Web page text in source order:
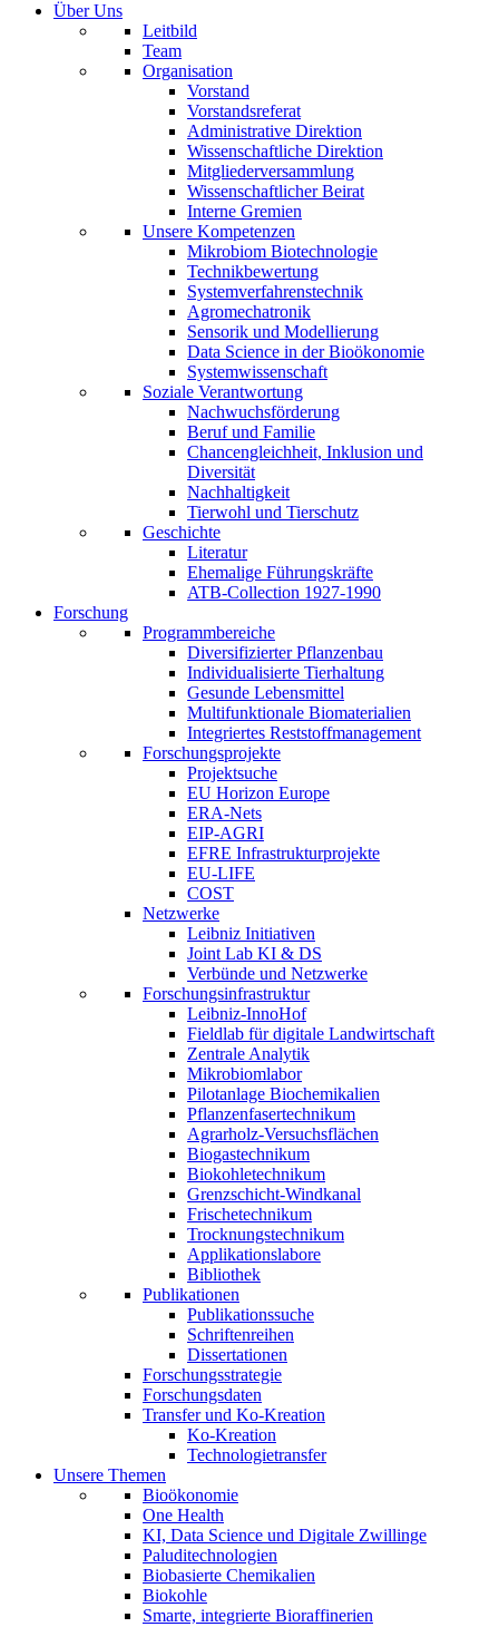
Über Uns
Leitbild
Team
Organisation
Vorstand
Vorstandsreferat
Administrative Direktion
Wissenschaftliche Direktion
Mitgliederversammlung
Wissenschaftlicher Beirat
Interne Gremien
Unsere Kompetenzen
Mikrobiom Biotechnologie
Technikbewertung
Systemverfahrenstechnik
Agromechatronik
Sensorik und Modellierung
Data Science in der Bioökonomie
Systemwissenschaft
Soziale Verantwortung
Nachwuchsförderung
Beruf und Familie
Chancengleichheit, Inklusion und
Diversität
Nachhaltigkeit
Tierwohl und Tierschutz
Geschichte
Literatur
Ehemalige Führungskräfte
ATB-Collection 1927-1990
Forschung
Programmbereiche
Diversifizierter Pflanzenbau
Individualisierte Tierhaltung
Gesunde Lebensmittel
Multifunktionale Biomaterialien
Integriertes Reststoffmanagement
Forschungsprojekte
Projektsuche
EU Horizon Europe
ERA-Nets
EIP-AGRI
EFRE Infrastrukturprojekte
EU-LIFE
COST
Netzwerke
Leibniz Initiativen
Joint Lab KI & DS
Verbünde und Netzwerke
Forschungsinfrastruktur
Leibniz-InnoHof
Fieldlab für digitale Landwirtschaft
Zentrale Analytik
Mikrobiomlabor
Pilotanlage Biochemikalien
Pflanzenfasertechnikum
Agrarholz-Versuchsflächen
Biogastechnikum
Biokohletechnikum
Grenzschicht-Windkanal
Frischetechnikum
Trocknungstechnikum
Applikationslabore
Bibliothek
Publikationen
Publikationssuche
Schriftenreihen
Dissertationen
Forschungsstrategie
Forschungsdaten
Transfer und Ko-Kreation
Ko-Kreation
Technologietransfer
Unsere Themen
Bioökonomie
One Health
KI, Data Science und Digitale Zwillinge
Paluditechnologien
Biobasierte Chemikalien
Biokohle
Smarte, integrierte Bioraffinerien